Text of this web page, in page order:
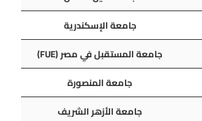
جامعة الإسكندرية
جامعة المستقبل في مصر (FUE)
جامعة المنصورة
جامعة الأزهر الشريف